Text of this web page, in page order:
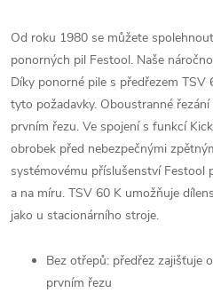
Od roku 1980 se můžete
ponorných pil Festool. Naše
Díky ponorné pile s předřezem TSV
tyto požadavky. Oboustranné
prvním řezu. Ve spojení s funkcí
obrobek před nebezpečnými
systémovému příslušenství Festool
a na míru. TSV 60 K umožňuje
jako u stacionárního stroje.
Bez otřepů: předřez zajišťuje
prvním řezu